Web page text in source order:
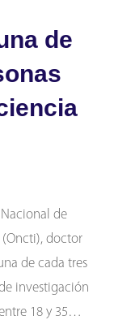
de
de
doctor
de cada tres
investigación
18 y 35…